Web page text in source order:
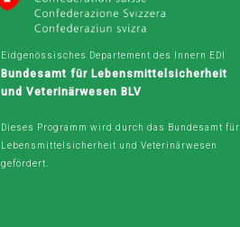
Eidgenössisches Departement des Innern EDI
Bundesamt für Lebensmittelsicherheit
und Veterinärwesen BLV
Dieses Programm wird durch das Bundesamt für
Lebensmittelsicherheit und Veterinärwesen
gefördert.